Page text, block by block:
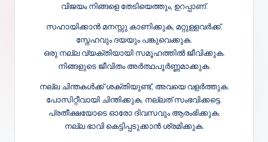
വിജയം നിങ്ങളെ തേടിയെത്തും, ഉറപ്പാണ്.
സഹായിക്കാൻ മനസ്സു കാണിക്കുക, മറ്റുള്ളവർക്ക്.
സ്നേഹവും ദയയും പങ്കുവെക്കുക.
ഒരു നല്ല വ്യക്തിയായി സമൂഹത്തിൽ ജീവിക്കുക.
നിങ്ങളുടെ ജീവിതം അർത്ഥപൂർണ്ണമാക്കുക.
നല്ല ചിന്തകൾക്ക് ശക്തിയുണ്ട്, അവയെ വളർത്തുക.
പോസിറ്റീവായി ചിന്തിക്കുക, നല്ലത് സംഭവിക്കട്ടെ.
പ്രതീക്ഷയോടെ ഓരോ ദിവസവും ആരംഭിക്കുക.
നല്ല ഭാവി കെട്ടിപ്പടുക്കാൻ ശ്രമിക്കുക.